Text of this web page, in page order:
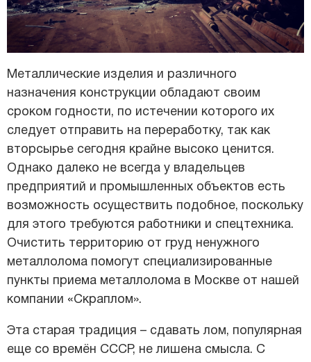
Металлические изделия и различного
назначения конструкции обладают своим
сроком годности, по истечении которого их
следует отправить на переработку, так как
вторсырье сегодня крайне высоко ценится.
Однако далеко не всегда у владельцев
предприятий и промышленных объектов есть
возможность осуществить подобное, поскольку
для этого требуются работники и спецтехника.
Очистить территорию от груд ненужного
металлолома помогут специализированные
пункты приема металлолома в Москве от нашей
компании «Скраплом».
Эта старая традиция – сдавать лом, популярная
еще со времён СССР, не лишена смысла. С